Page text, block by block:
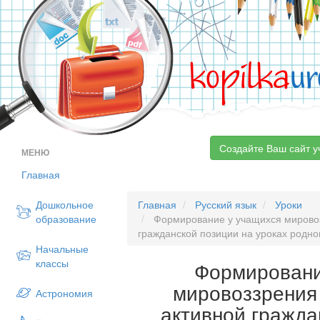
kopilka
МЕНЮ
Главная
Дошкольное
образование
Начальные
классы
Астрономия
Создайте Ваш сайт
Главная Русский язык
Уроки
Формирование у учащихся
гражданской позиции на уроках
активной